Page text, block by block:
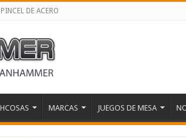
PINCEL DE ACERO
MARCAS JUEGOS DE MESA